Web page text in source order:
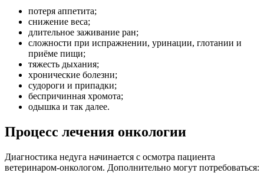
потеря аппетита;
снижение веса;
длительное заживание ран;
сложности при испражнении, уринации, глотании и
приёме пищи;
тяжесть дыхания;
хронические болезни;
судороги и припадки;
беспричинная хромота;
одышка и так далее.
Процесс лечения онкологии
Диагностика недуга начинается с осмотра пациента
ветеринаром-онкологом. Дополнительно могут потребоваться: